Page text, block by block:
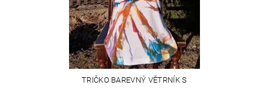
TRIČKO BAREVNÝ VĚTRNÍK S